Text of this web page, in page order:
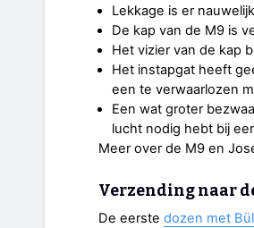
Lekkage is er
De kap van de M9 is
Het vizier van de kap
Het instapgat heeft
een te verwaarlozen
Een wat groter
lucht nodig hebt bij
Meer over de M9 en
Verzending naar
De eerste dozen met